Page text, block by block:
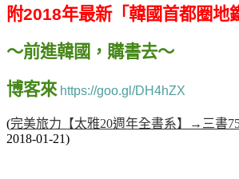
附2018年最新「韓國首都圈地
～前進韓國，購書去～
博客來 https://goo.gl/DH4hZX
(完美旅力【太雅20週年全書系】→三書75
2018-01-21)